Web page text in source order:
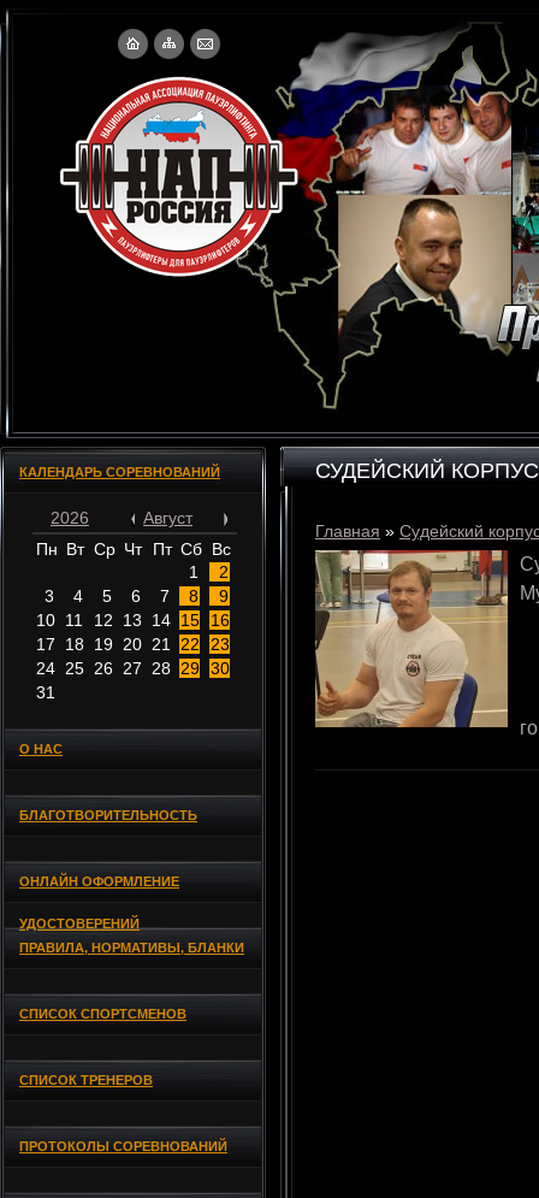
КАЛЕНДАРЬ СОРЕВНОВАНИЙ
2026
Август
Пн Вт Ср Чт Пт Сб Вс
1
2
3
4 5 6 7 8
9
10 11 12 13 14 15
16
17
18 19 20 21 22
23
24 25 26 27 28 29 30
31
О НАС
БЛАГОТВОРИТЕЛЬНОСТЬ
ОНЛАЙН ОФОРМЛЕНИЕ
УДОСТОВЕРЕНИЙ
ПРАВИЛА, НОРМАТИВЫ, БЛАНКИ
СПИСОК СПОРТСМЕНОВ
СПИСОК ТРЕНЕРОВ
ПРОТОКОЛЫ СОРЕВНОВАНИЙ
СУДЕЙСКИЙ КОРПУС
Главная » Судейский